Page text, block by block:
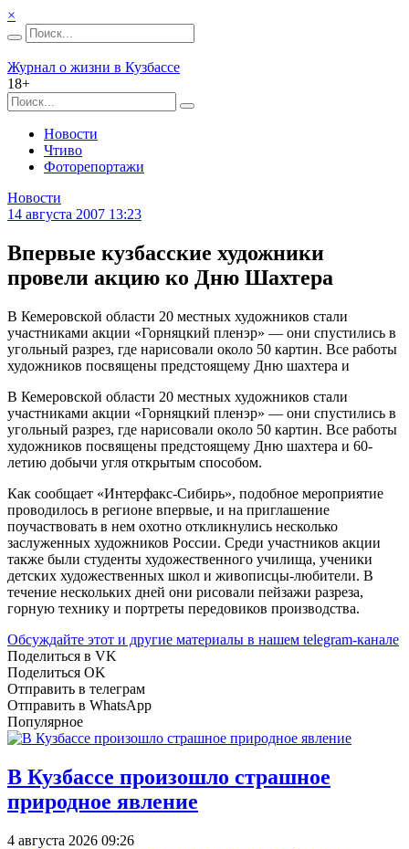
×
Журнал о жизни в Кузбассе
18+
Новости
Чтиво
Фоторепортажи
Новости
14 августа 2007 13:23
Впервые кузбасские художники
провели акцию ко Дню Шахтера
В Кемеровской области 20 местных художников стали
участниками акции «Горняцкий пленэр» — они спустились в
угольный разрез, где нарисовали около 50 картин. Все работы
художников посвящены предстоящему Дню шахтера и
В Кемеровской области 20 местных художников стали
участниками акции «Горняцкий пленэр» — они спустились в
угольный разрез, где нарисовали около 50 картин. Все работы
художников посвящены предстоящему Дню шахтера и 60-
летию добычи угля открытым способом.
Как сообщает «Интерфакс-Сибирь», подобное мероприятие
проводилось в регионе впервые, и на приглашение
поучаствовать в нем охотно откликнулись несколько
заслуженных художников России. Среди участников акции
также были студенты художественного училища, ученики
детских художественных школ и живописцы-любители. В
течение нескольких дней они рисовали пейзажи разреза,
горную технику и портреты передовиков производства.
Обсуждайте этот и другие материалы в нашем telegram-канале
Поделиться в VK
Поделиться OK
Отправить в телеграм
Отправить в WhatsApp
Популярное
В Кузбассе произошло страшное
природное явление
4 августа 2026 09:26